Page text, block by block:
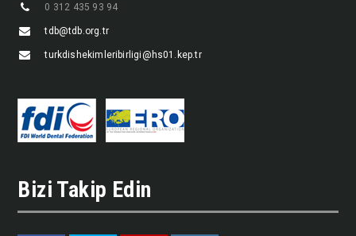
0 312 435 93 94
tdb@tdb.org.tr
turkdishekimleribirligi@hs01.kep.tr
Bizi Takip Edin